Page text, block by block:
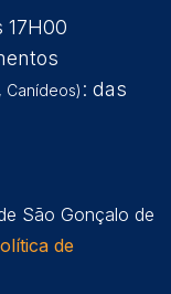
17H00
Canídeos) : das
São Gonçalo de
de